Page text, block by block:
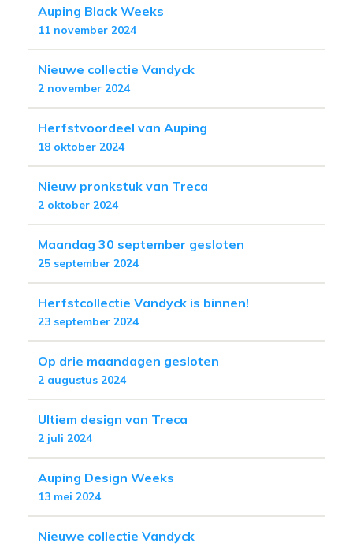
Auping Black Weeks
11 november 2024
Nieuwe collectie Vandyck
2 november 2024
Herfstvoordeel van Auping
18 oktober 2024
Nieuw pronkstuk van Treca
2 oktober 2024
Maandag 30 september gesloten
25 september 2024
Herfstcollectie Vandyck is binnen!
23 september 2024
Op drie maandagen gesloten
2 augustus 2024
Ultiem design van Treca
2 juli 2024
Auping Design Weeks
13 mei 2024
Nieuwe collectie Vandyck